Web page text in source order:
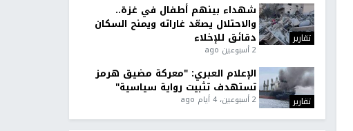
تقارير
شهداء بينهم أطفال في غزة..
والاحتلال يصعّد غاراته ويمنح السكان
دقائق للإخلاء
2 أسبوعين ago
تقارير
الإعلام العبري: "معركة مضيق هرمز
تستهدف تثبيت رواية سياسية"
2 أسبوعين، 4 أيام ago